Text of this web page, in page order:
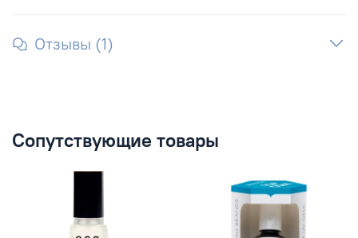
Отзывы (1)
Сопутствующие товары